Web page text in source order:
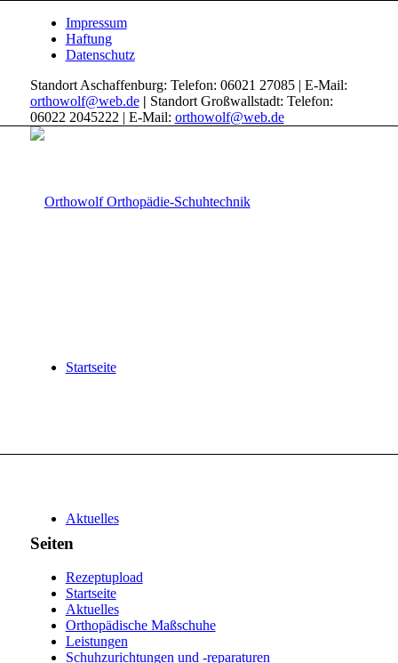
Impressum
Haftung
Datenschutz
Standort Aschaffenburg: Telefon: 06021 27085 | E-Mail:
orthowolf@web.de | Standort Großwallstadt: Telefon:
06022 2045222 | E-Mail: orthowolf@web.de
Startseite
Aktuelles
Seiten
Rezeptupload
Startseite
Aktuelles
Orthopädische Maßschuhe
Leistungen
Schuhzurichtungen und -reparaturen